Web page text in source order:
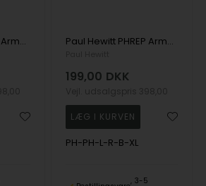
Paul Hewitt PHREP Armbånd rosaguldfarvet 16 cm - PH-PH-L-R-B-XS Paul Hewitt PHREP Armbånd rosaguldfarvet 20 cm - PH-PH-L-R-B-XL
199,00 DKK
PH-PH-L-R-B-XL
3-5